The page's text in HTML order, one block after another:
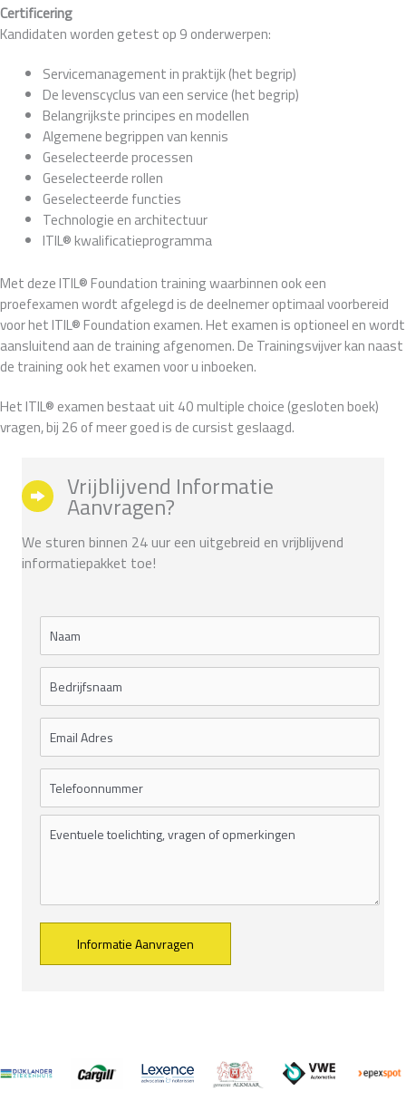
Certificering
Kandidaten worden getest op 9 onderwerpen:
Servicemanagement in praktijk (het begrip)
De levenscyclus van een service (het begrip)
Belangrijkste principes en modellen
Algemene begrippen van kennis
Geselecteerde processen
Geselecteerde rollen
Geselecteerde functies
Technologie en architectuur
ITIL® kwalificatieprogramma
Met deze ITIL® Foundation training waarbinnen ook een
proefexamen wordt afgelegd is de deelnemer optimaal voorbereid
voor het ITIL® Foundation examen. Het examen is optioneel en wordt
aansluitend aan de training afgenomen. De Trainingsvijver kan naast
de training ook het examen voor u inboeken.
Het ITIL® examen bestaat uit 40 multiple choice (gesloten boek)
vragen, bij 26 of meer goed is de cursist geslaagd.
Vrijblijvend Informatie
Aanvragen?
We sturen binnen 24 uur een uitgebreid en vrijblijvend
informatiepakket toe!